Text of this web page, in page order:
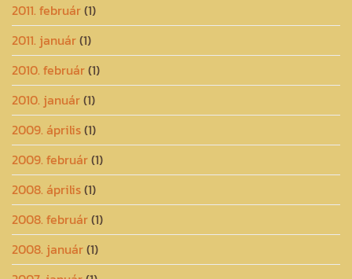
2011. február(1)
2011. január(1)
2010. február(1)
2010. január(1)
2009. április(1)
2009. február(1)
2008. április(1)
2008. február(1)
2008. január(1)